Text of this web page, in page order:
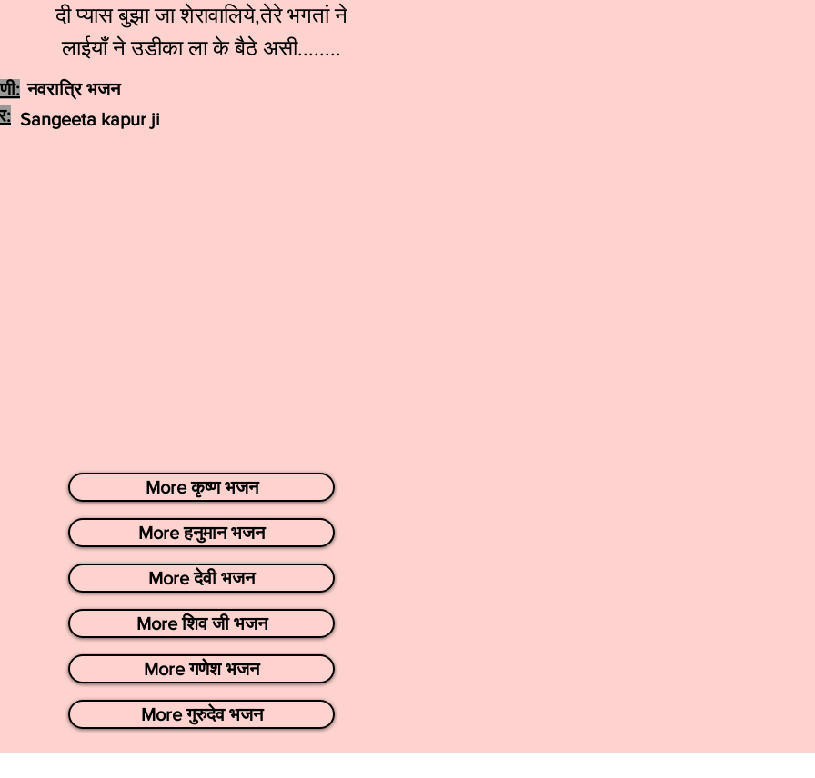
दी प्यास बुझा जा शेरावालिये,तेरे भगतां ने
लाईयाँ ने उडीका ला के बैठे असी........
नवरात्रि भजन
Sangeeta kapur ji
More कृष्ण भजन
More हनुमान भजन
More देवी भजन
More शिव जी भजन
More गणेश भजन
More गुरुदेव भजन